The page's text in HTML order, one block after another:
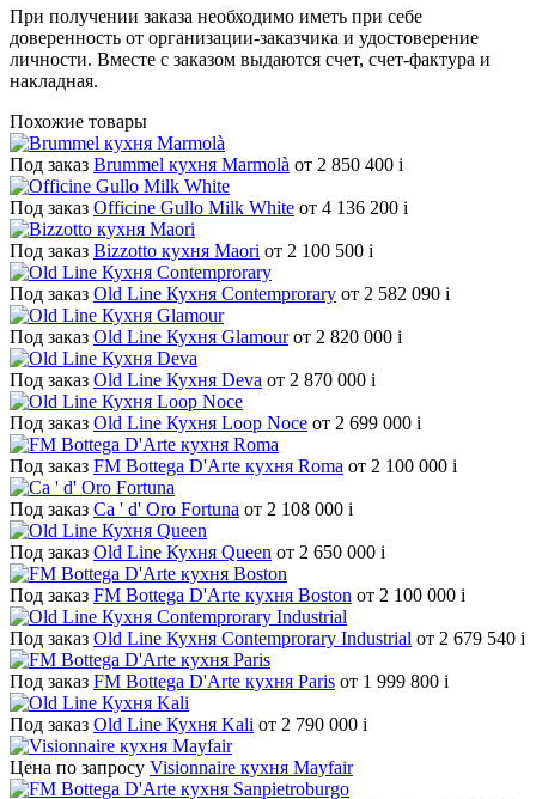
При получении заказа необходимо иметь при себе
доверенность от организации-заказчика и удостоверение
личности. Вместе с заказом выдаются счет, счет-фактура и
накладная.
Похожие товары
Под заказ Brummel кухня Marmolà от 2 850 400 i
Под заказ Officine Gullo Milk White от 4 136 200 i
Под заказ Bizzotto кухня Maori от 2 100 500 i
Под заказ Old Line Кухня Contemprorary от 2 582 090 i
Под заказ Old Line Кухня Glamour от 2 820 000 i
Под заказ Old Line Кухня Deva от 2 870 000 i
Под заказ Old Line Кухня Loop Noce от 2 699 000 i
Под заказ FM Bottega D'Arte кухня Roma от 2 100 000 i
Под заказ Ca ' d' Oro Fortuna от 2 108 000 i
Под заказ Old Line Кухня Queen от 2 650 000 i
Под заказ FM Bottega D'Arte кухня Boston от 2 100 000 i
Под заказ Old Line Кухня Contemprorary Industrial от 2 679 540 i
Под заказ FM Bottega D'Arte кухня Paris от 1 999 800 i
Под заказ Old Line Кухня Kali от 2 790 000 i
Цена по запросу Visionnaire кухня Mayfair